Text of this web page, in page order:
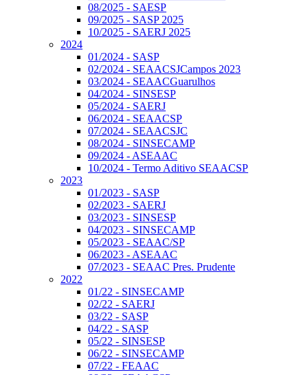
08/2025 - SAESP
09/2025 - SASP 2025
10/2025 - SAERJ 2025
2024
01/2024 - SASP
02/2024 - SEAACSJCampos 2023
03/2024 - SEAACGuarulhos
04/2024 - SINSESP
05/2024 - SAERJ
06/2024 - SEAACSP
07/2024 - SEAACSJC
08/2024 - SINSECAMP
09/2024 - ASEAAC
10/2024 - Termo Aditivo SEAACSP
2023
01/2023 - SASP
02/2023 - SAERJ
03/2023 - SINSESP
04/2023 - SINSECAMP
05/2023 - SEAAC/SP
06/2023 - ASEAAC
07/2023 - SEAAC Pres. Prudente
2022
01/22 - SINSECAMP
02/22 - SAERJ
03/22 - SASP
04/22 - SASP
05/22 - SINSESP
06/22 - SINSECAMP
07/22 - FEAAC